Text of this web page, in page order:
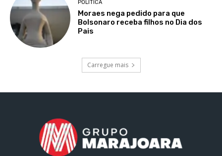
POLÍTICA
Moraes nega pedido para que
Bolsonaro receba filhos no Dia dos
Pais
Carregue mais